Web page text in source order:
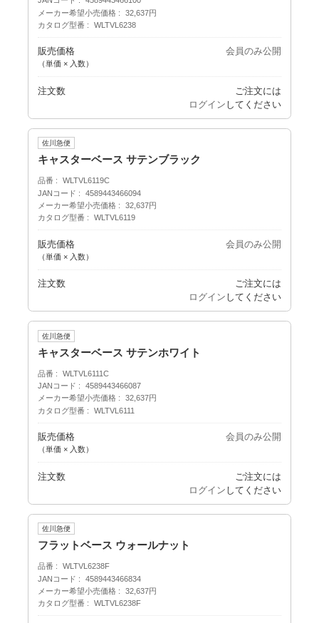
メーカー希望小売価格
32,637円
カタログ型番
WLTVL6238
販売価格
（単価 × 入数）
会員のみ公開
注文数
ご注文には
ログイン してください
佐川急便
キャスターベース サテンブラック
品番
WLTVL6119C
JANコード
4589443466094
メーカー希望小売価格
32,637円
カタログ型番
WLTVL6119
販売価格
（単価 × 入数）
会員のみ公開
注文数
ご注文には
ログイン してください
佐川急便
キャスターベース サテンホワイト
品番
WLTVL6111C
JANコード
4589443466087
メーカー希望小売価格
32,637円
カタログ型番
WLTVL6111
販売価格
（単価 × 入数）
会員のみ公開
注文数
ご注文には
ログイン してください
佐川急便
フラットベース ウォールナット
品番
WLTVL6238F
JANコード
4589443466834
メーカー希望小売価格
32,637円
カタログ型番
WLTVL6238F